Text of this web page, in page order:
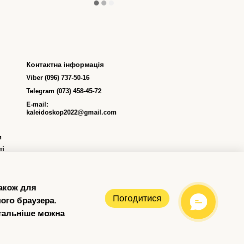
Контактна інформація
Viber (096) 737-50-16
Telegram (073) 458-45-72
E-mail:
kaleidoskop2022@gmail.com
для
браузера.
можна
Погодитися